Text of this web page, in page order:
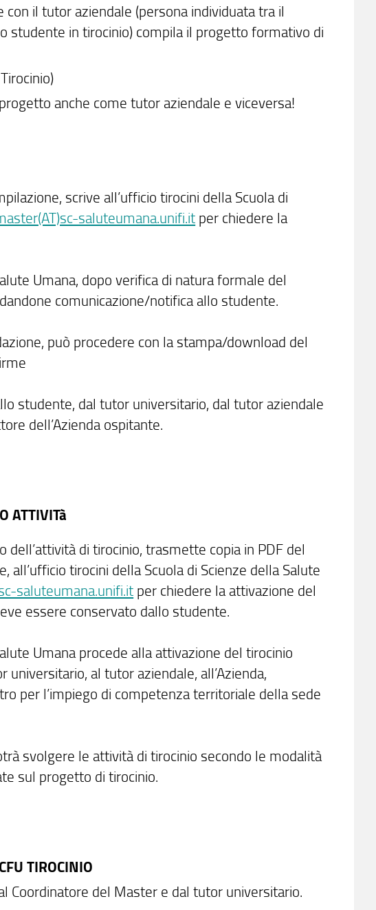
il tutor aziendale (persona individuata tra il
studente in tirocinio) compila il progetto formativo di
anche come tutor aziendale e viceversa!
scrive all’ufficio tirocini della Scuola di
saluteumana.unifi.it per chiedere la
Umana, dopo verifica di natura formale del
comunicazione/notifica allo studente.
può procedere con la stampa/download del
studente, dal tutor universitario, dal tutor aziendale
dell’Azienda ospitante.
ATTIVITà
di tirocinio, trasmette copia in PDF del
tirocini della Scuola di Scienze della Salute
saluteumana.unifi.it per chiedere la attivazione del
essere conservato dallo studente.
Umana procede alla attivazione del tirocinio
al tutor aziendale, all’Azienda,
per l’impiego di competenza territoriale della sede
svolgere le attività di tirocinio secondo le modalità
sul progetto di tirocinio.
TIROCINIO
Coordinatore del Master e dal tutor universitario.